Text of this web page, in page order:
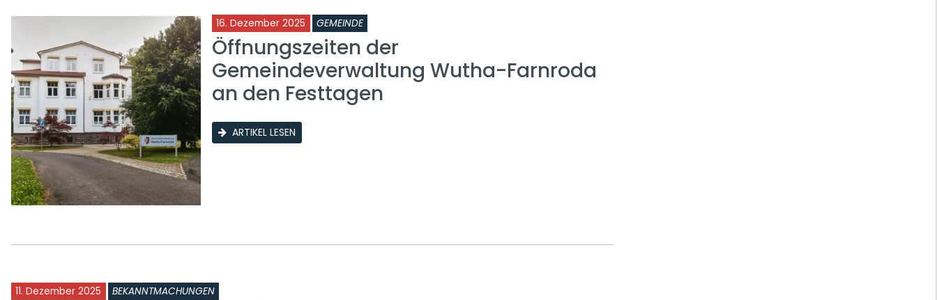
16. Dezember 2025 GEMEINDE
Öffnungszeiten der
Gemeindeverwaltung Wutha-Farnroda
an den Festtagen
ARTIKEL LESEN
11. Dezember 2025 BEKANNTMACHUNGEN